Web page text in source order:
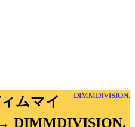
DIMMDIVISION.
ムマイ
DIMMDIVISION.